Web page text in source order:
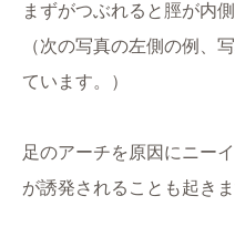
まずがつぶれると脛が内
（次の写真の左側の例、
ています。）
足のアーチを原因にニー
が誘発されることも起きま